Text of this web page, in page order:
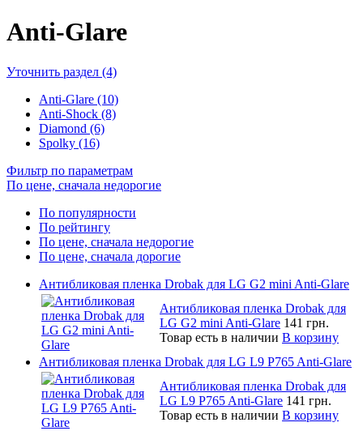
Anti-Glare
Уточнить раздел (4)
Anti-Glare (10)
Anti-Shock (8)
Diamond (6)
Spolky (16)
Фильтр по параметрам
По цене, сначала недорогие
По популярности
По рейтингу
По цене, сначала недорогие
По цене, сначала дорогие
Антибликовая пленка Drobak для LG G2 mini Anti-Glare
Антибликовая пленка Drobak для
LG G2 mini Anti-Glare 141 грн.
Товар есть в наличии В корзину
Антибликовая пленка Drobak для LG L9 P765 Anti-Glare
Антибликовая пленка Drobak для
LG L9 P765 Anti-Glare 141 грн.
Товар есть в наличии В корзину